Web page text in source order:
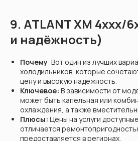
9. ATLANT ХМ 4xxx/
и надёжность)
Почему: Вот один из лучших
холодильников, которые
цену и высокую надежность.
Ключевое: В зависимости от
может быть капельная или
охлаждения, а также
Плюсы: Цены на услуги
отличается
предоставляется в регионах.